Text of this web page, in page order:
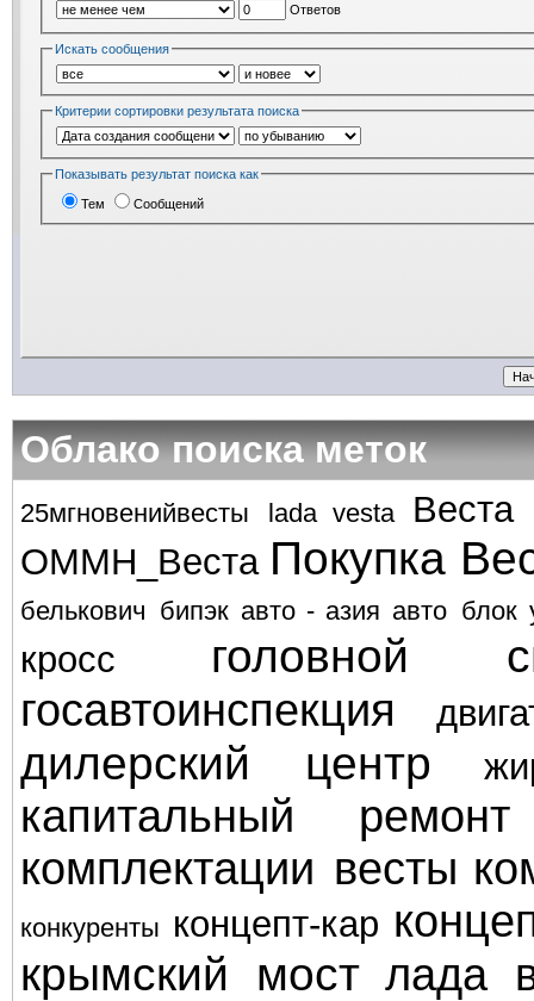
Ответов
Искать сообщения
Критерии сортировки результата поиска
Показывать результат поиска как
Тем Сообщений
Облако поиска меток
25мгновенийвесты lada vesta
ОММН_Веста Покупка
белькович бипэк авто - азия авто блок
кросс головной
госавтоинспекция
дилерский центр
капитальный ремонт
комплектации весты
конкуренты концепт-кар
крымский мост лада